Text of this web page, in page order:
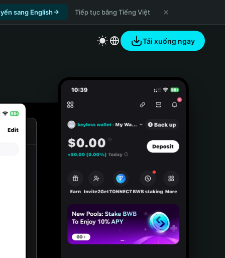
sang English Tiếp tục bằng Tiếng Việt
Tải xuống ngay